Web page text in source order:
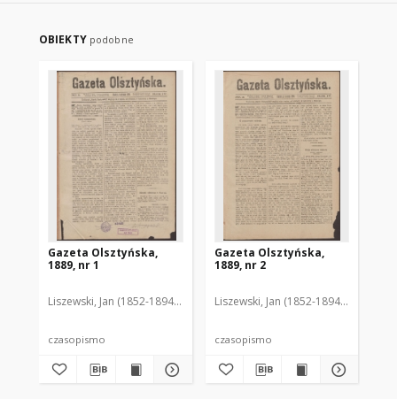
OBIEKTY podobne
Gazeta Olsztyńska,
1889, nr 1
Liszewski, Jan (1852-1894). Red.
czasopismo
Gazeta Olsztyńska,
1889, nr 2
Liszewski, Jan (1852-1894). Red.
czasopismo